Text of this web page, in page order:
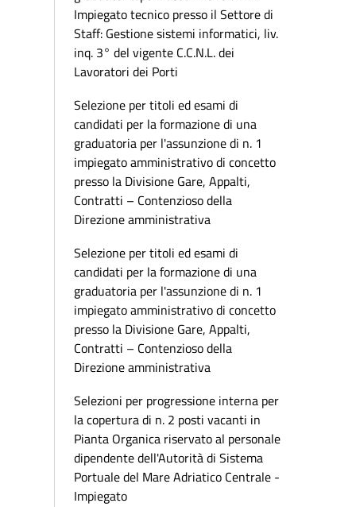
Impiegato tecnico presso il Settore di
Staff: Gestione sistemi informatici, liv.
inq. 3° del vigente C.C.N.L. dei
Lavoratori dei Porti
Selezione per titoli ed esami di
candidati per la formazione di una
graduatoria per l'assunzione di n. 1
impiegato amministrativo di concetto
presso la Divisione Gare, Appalti,
Contratti – Contenzioso della
Direzione amministrativa
Selezione per titoli ed esami di
candidati per la formazione di una
graduatoria per l'assunzione di n. 1
impiegato amministrativo di concetto
presso la Divisione Gare, Appalti,
Contratti – Contenzioso della
Direzione amministrativa
Selezioni per progressione interna per
la copertura di n. 2 posti vacanti in
Pianta Organica riservato al personale
dipendente dell'Autorità di Sistema
Portuale del Mare Adriatico Centrale -
Impiegato